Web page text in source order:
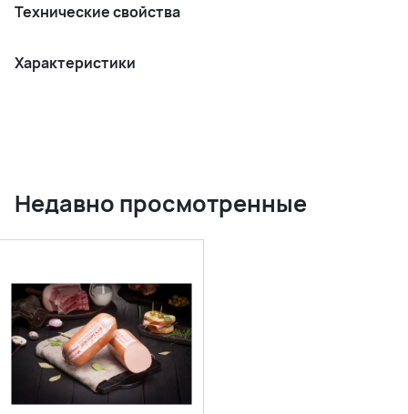
Технические свойства
Характеристики
Недавно просмотренные